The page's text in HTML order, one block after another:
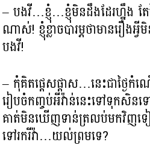
– បងវី…ខ្ញុំ…ខ្ញុំមិនដឹងដែរហ្នឹង តែថ្
ណាស់! ខ្ញុំខ្លាចបារម្ភថាមានរឿង
បងវី!
– កុំគិតផ្ដេសផ្ដាស…នេះជាថ្ងៃ
រៀបចំកញ្ចប់អីវ៉ាន់នេះទៅទុកសិនទ
គាត់មិនឃើញទាន់ត្រលប់មកវិញទ
ទៅរករីវ៉ា…យល់ព្រមទេ?